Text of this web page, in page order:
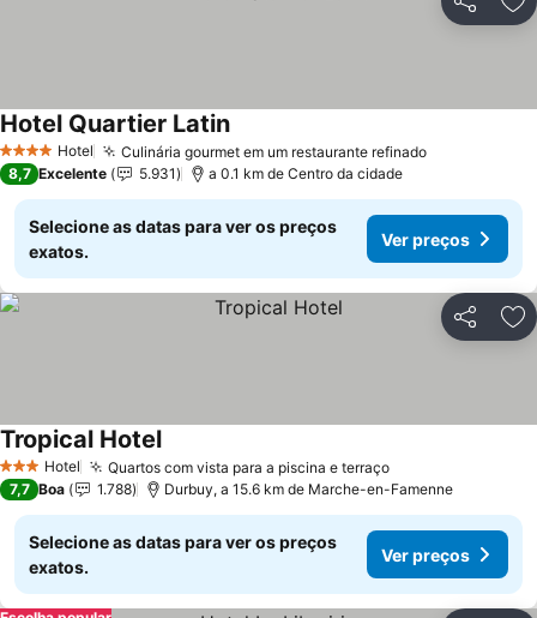
Partilhar
4 EstrelasHotel Culinária gourmet em um restaurante refinado
Hotel Quartier Latin
8,7 Excelente 5.931 a 0.1 km de Centro da cidade
Selecione as datas para ver os preços
exatos.
Ver preços
Partilhar
3 EstrelasHotel Quartos com vista para a piscina e terraço
Tropical Hotel
7,7 Boa 1.788 Durbuy, a 15.6 km de Marche-en-Famenne
Selecione as datas para ver os preços
exatos.
Ver preços